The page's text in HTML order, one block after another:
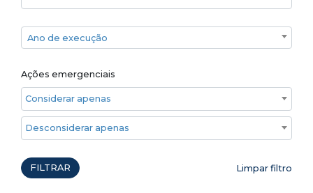
Ano de execução
Ano de execução
Ações emergenciais
Considerar apenas ações emergenciais
Desconsiderar apenas ações emergenciais
FILTRAR Limpar filtro